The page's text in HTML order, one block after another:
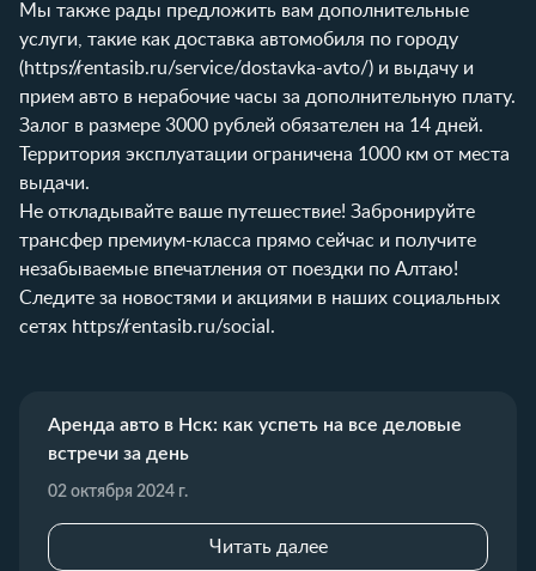
Мы также рады предложить вам дополнительные
услуги, такие как доставка автомобиля по городу
(https://rentasib.ru/service/dostavka-avto/) и выдачу и
прием авто в нерабочие часы за дополнительную плату.
Залог в размере 3000 рублей обязателен на 14 дней.
Территория эксплуатации ограничена 1000 км от места
выдачи.
Не откладывайте ваше путешествие! Забронируйте
трансфер премиум-класса прямо сейчас и получите
незабываемые впечатления от поездки по Алтаю!
Следите за новостями и акциями в наших социальных
сетях https://rentasib.ru/social .
Аренда авто в Нск: как успеть на все деловые
встречи за день
02 октября 2024 г.
Читать далее